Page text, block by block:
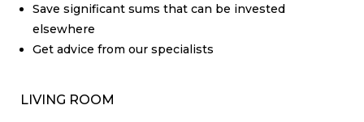
Save significant sums that can be invested
elsewhere
Get advice from our specialists
LIVING ROOM